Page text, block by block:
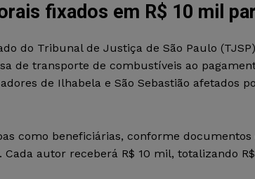
fixados em R$ 10 mil
do Tribunal de Justiça de São Paulo
de transporte de combustíveis ao
de Ilhabela e São Sebastião afetados
como beneficiárias, conforme
Cada autor receberá R$ 10 mil, totalizando